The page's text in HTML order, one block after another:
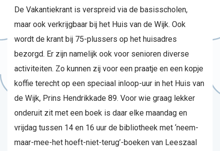
De Vakantiekrant is verspreid via de basisscholen,
maar ook verkrijgbaar bij het Huis van de Wijk. Ook
wordt de krant bij 75-plussers op het huisadres
bezorgd. Er zijn namelijk ook voor senioren diverse
activiteiten. Zo kunnen zij voor een praatje en een kopje
koffie terecht op een speciaal inloop-uur in het Huis van
de Wijk, Prins Hendrikkade 89. Voor wie graag lekker
onderuit zit met een boek is daar elke maandag en
vrijdag tussen 14 en 16 uur de bibliotheek met ‘neem-
maar-mee-het hoeft-niet-terug’-boeken van Leeszaal